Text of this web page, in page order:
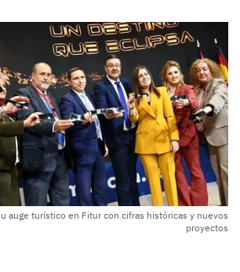
auge turístico en Fitur con cifras históricas y nuevos
proyectos